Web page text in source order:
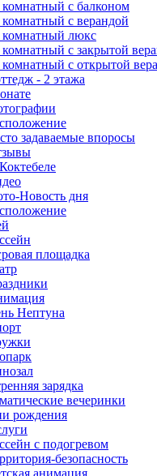
комнатный с балконом
комнатный с верандой
комнатный люкс
комнатный с закрытой
комнатный с открытой
- 2 этажа
задаваемые впоросы
Новость дня
площадка
Нептуна
зарядка
вечеринки
рождения
с подогревом
безопасность
анимация